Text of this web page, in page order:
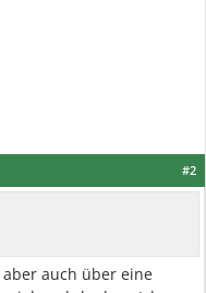
#2
auch über eine